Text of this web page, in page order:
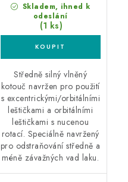
Skladem, ihned k
odeslání
(1 ks)
Středně silný vlněný
kotouč navržen pro použití
s excentrickými/orbitálními
leštičkami a orbitálními
leštičkami s nucenou
rotací. Speciálně navržený
pro odstraňování středně a
méně závažných vad laku.